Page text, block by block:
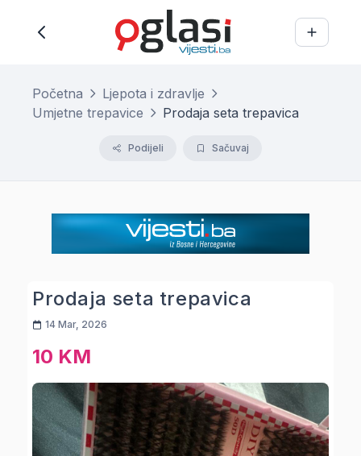
Početna
Ljepota i zdravlje
Umjetne trepavice
Prodaja seta trepavica
Podijeli Sačuvaj
Prodaja seta trepavica
14 Mar, 2026
10 KM